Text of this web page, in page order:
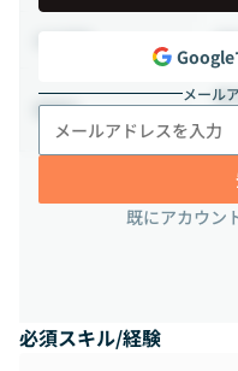
Google
メール
既にアカウン
勤務地
東
ク
必須スキル/経験